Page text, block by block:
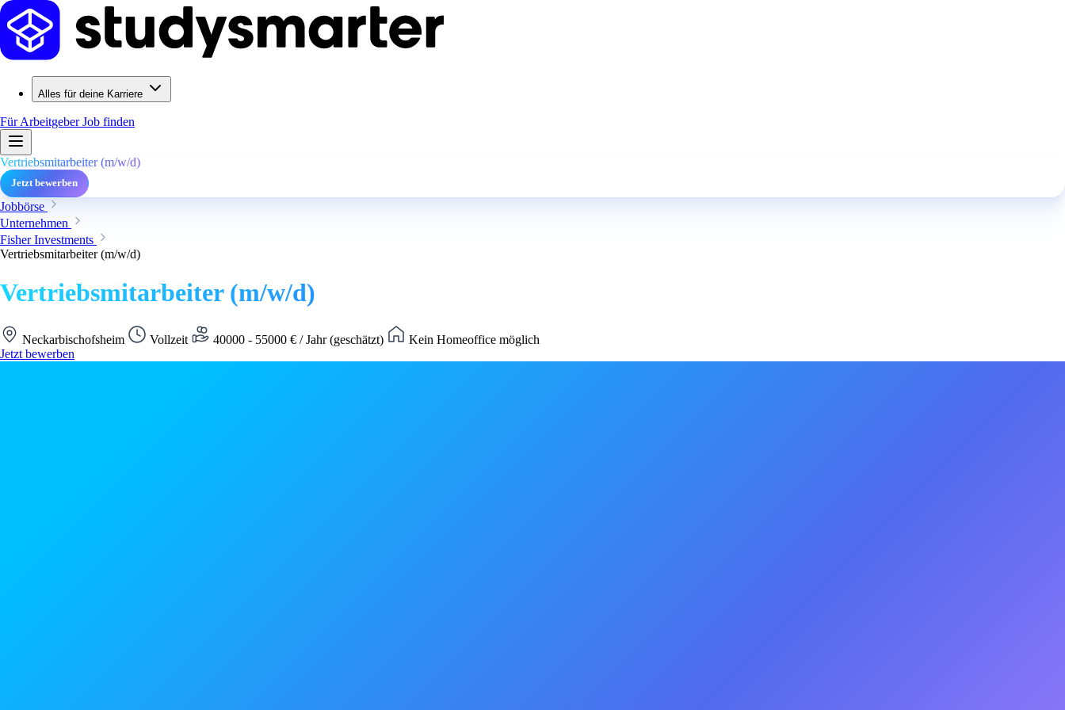
Alles für deine Karriere
Für ArbeitgeberJob finden
Vertriebsmitarbeiter (m/w/d)
Jetzt bewerben
Jobbörse
Unternehmen
Fisher Investments
Vertriebsmitarbeiter (m/w/d)
Vertriebsmitarbeiter (m/w/d)
Neckarbischofsheim Vollzeit 40000 - 55000 € / Jahr (geschätzt)
Kein Homeoffice möglich
Jetzt bewerben